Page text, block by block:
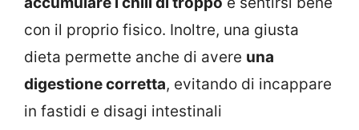
con il proprio fisico. Inoltre, una giusta
dieta permette anche di avere una
digestione corretta, evitando di incappare
in fastidi e disagi intestinali